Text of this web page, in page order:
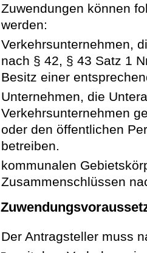
Zuwendungen können
werden:
Verkehrsunternehmen,
nach § 42, § 43 Satz 1
Besitz einer
Unternehmen, die
Verkehrsunternehmen
oder den öffentlichen
betreiben.
kommunalen
Zusammenschlüssen
Der Antragsteller muss